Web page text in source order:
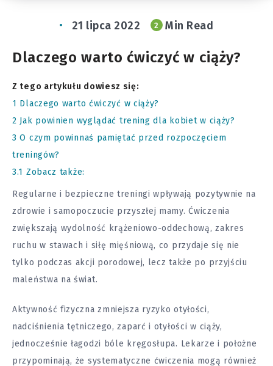
21 lipca 2022 2 Min Read
Dlaczego warto ćwiczyć w ciąży?
Z tego artykułu dowiesz się:
1 Dlaczego warto ćwiczyć w ciąży?
2 Jak powinien wyglądać trening dla kobiet w ciąży?
3 O czym powinnaś pamiętać przed rozpoczęciem
treningów?
3.1 Zobacz także:
Regularne i bezpieczne treningi wpływają pozytywnie na
zdrowie i samopoczucie przyszłej mamy. Ćwiczenia
zwiększają wydolność krążeniowo-oddechową, zakres
ruchu w stawach i siłę mięśniową, co przydaje się nie
tylko podczas akcji porodowej, lecz także po przyjściu
maleństwa na świat.
Aktywność fizyczna zmniejsza ryzyko otyłości,
nadciśnienia tętniczego, zaparć i otyłości w ciąży,
jednocześnie łagodzi bóle kręgosłupa. Lekarze i położne
przypominają, że systematyczne ćwiczenia mogą również